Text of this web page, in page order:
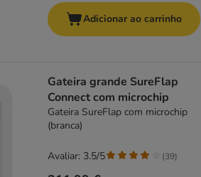
Adicionar ao carrinho
Gateira grande SureFlap
Connect com microchip
Gateira SureFlap com microchip
(branca)
Avaliar: 3.5/5 (39)